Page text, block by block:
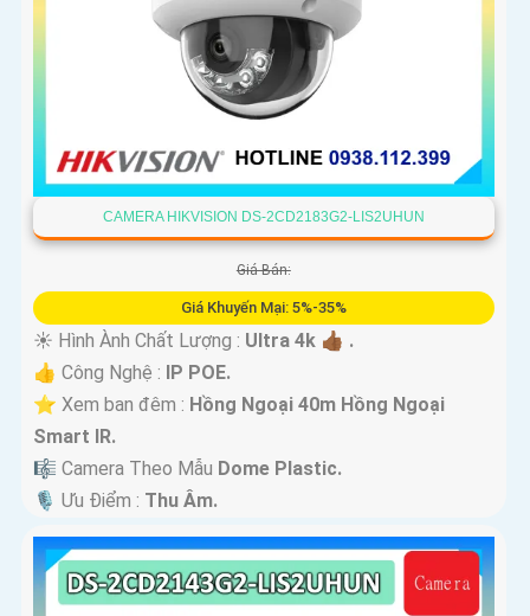
CAMERA HIKVISION DS-2CD2183G2-LIS2UHUN
Giá Bán:
Giá Khuyến Mại: 5%-35%
☀️ Hình Ành Chất Lượng : Ultra 4k 👍🏾 .
👍 Công Nghệ : IP POE.
⭐ Xem ban đêm : Hồng Ngoại 40m Hồng Ngoại
Smart IR.
🎼️ Camera Theo Mẫu Dome Plastic.
️🎙 Ưu Điểm : Thu Âm.